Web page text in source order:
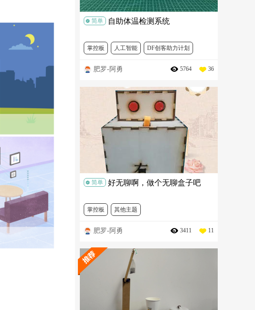
简单 自助体温检测系统
掌控板 人工智能 DF创客助力计划
DFR0608-1 SEN0305
SEN0117
肥罗-阿勇 5764 36
简单 好无聊啊，做个无聊盒子吧
掌控板 其他主题
#REMAKE再造#创客挑战赛 DFR0608-1
MBT0014
肥罗-阿勇 3411 11